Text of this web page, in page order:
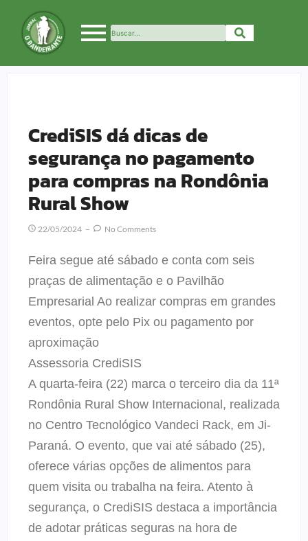
CrediSIS dá dicas de
segurança no pagamento
para compras na Rondônia
Rural Show
22/05/2024 No Comments
Feira segue até sábado e conta com seis
praças de alimentação e o Pavilhão
Empresarial Ao realizar compras em grandes
eventos, opte pelo Pix ou pagamento por
aproximação
Assessoria CrediSIS
A quarta-feira (22) marca o terceiro dia da 11ª
Rondônia Rural Show Internacional, realizada
no Centro Tecnológico Vandeci Rack, em Ji-
Paraná. O evento, que vai até sábado (25),
oferece várias opções de alimentos para
quem visita ou trabalha na feira. Atento à
segurança, o CrediSIS destaca a importância
de adotar práticas seguras na hora de